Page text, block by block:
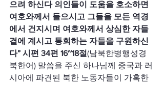
으려 하신다 의인들이 도움을 호소하면
여호와께서 들으시고 그들을 모든 역경
에서 건지시며 여호와께서 상심한 자들
곁에 계시고 통회하는 자들을 구원하신
다” 시편 34편 16~18절(남북한병행성경
북한어) 말씀을 주신 하나님께 중국과 러
시아에 파견된 북한 노동자들이 가혹한